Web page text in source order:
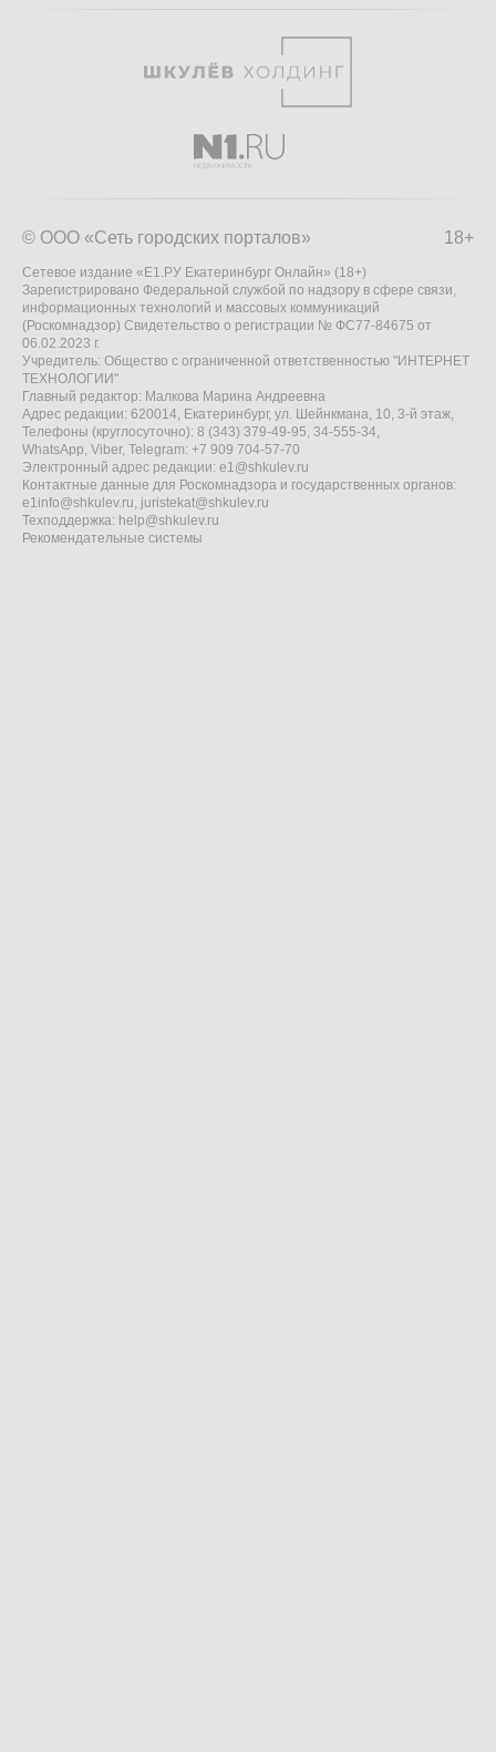
18+
© ООО «Сеть городских порталов»
Сетевое издание «Е1.РУ Екатеринбург Онлайн» (18+)
Зарегистрировано Федеральной службой по надзору в сфере связи,
информационных технологий и массовых коммуникаций
(Роскомнадзор) Свидетельство о регистрации № ФС77-84675 от
06.02.2023 г.
Учредитель: Общество с ограниченной ответственностью "ИНТЕРНЕТ
ТЕХНОЛОГИИ"
Главный редактор: Малкова Марина Андреевна
Адрес редакции: 620014, Екатеринбург, ул. Шейнкмана, 10, 3-й этаж,
Телефоны (круглосуточно): 8 (343) 379-49-95, 34-555-34,
WhatsApp, Viber, Telegram: +7 909 704-57-70
Электронный адрес редакции: e1@shkulev.ru
Контактные данные для Роскомнадзора и государственных органов:
e1info@shkulev.ru, juristekat@shkulev.ru
Техподдержка: help@shkulev.ru
Рекомендательные системы